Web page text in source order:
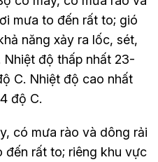
mưa to đến rất to; gió
năng xảy ra lốc, sét,
Nhiệt độ thấp nhất 23-
C. Nhiệt độ cao nhất
độ C.
có mưa rào và dông rải
đến rất to; riêng khu vực